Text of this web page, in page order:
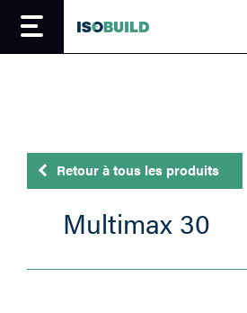
Retour à tous les produits
Multimax 30